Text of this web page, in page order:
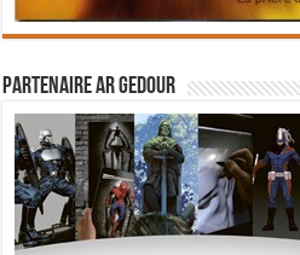
Partenaire Ar Gedour